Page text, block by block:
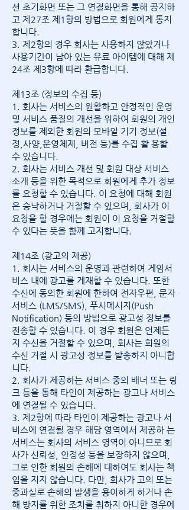
션 초기화면 또는 그 연결화면을 통해 공지하
고 제27조 제1항의 방법으로 회원에게 통지
합니다.
3. 제2항의 경우 회사는 사용하지 않았거나
사용기간이 남아 있는 유료 아이템에 대해 제
24조 제3항에 따라 환급합니다.
제13조 (정보의 수집 등)
1. 회사는 서비스의 원활하고 안정적인 운영
및 서비스 품질의 개선을 위하여 회원의 개인
정보를 제외한 회원의 모바일 기기 정보(설
정,사양,운영체제, 버전 등)를 수집 활 용할
수 있습니다.
2. 회사는 서비스 개선 및 회원 대상 서비스
소개 등을 위한 목적으로 회원에게 추가 정보
를 요청할 수 있습니다. 이 요청에 대해 회원
은 승낙하거나 거절할 수 있으며, 회사가 이
요청을 할 경우에는 회원이 이 요청을 거절할
수 있다는 뜻을 함께 고지합니다.
제14조 (광고의 제공)
1. 회사는 서비스의 운영과 관련하여 게임서
비스 내에 광고를 게재할 수 있습니다. 또한
수신에 동의한 회원에 한하여 전자우편, 문자
서비스 (LMS/SMS), 푸시메시지(Push
Notification) 등의 방법으로 광고성 정보를
전송할 수 있습니다. 이 경우 회원은 언제든
지 수신을 거절할 수 있으며, 회사는 회원의
수신 거절 시 광고성 정보를 발송하지 아니합
니다.
2. 회사가 제공하는 서비스 중의 배너 또는 링
크 등을 통해 타인이 제공하는 광고나 서비스
에 연결될 수 있습니다.
3. 제2항에 따라 타인이 제공하는 광고나 서
비스에 연결될 경우 해당 영역에서 제공하 는
서비스는 회사의 서비스 영역이 아니므로 회
사가 신뢰성, 안정성 등을 보장하지 않으며,
그로 인한 회원의 손해에 대하여도 회사는 책
임을 지지 않습니다. 다만, 회사가 고의 또는
중과실로 손해의 발생을 용이하게 하거나 손
해 방지를 위한 조치를 취하지 아니한 경우에